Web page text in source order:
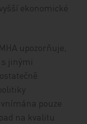
ekonomické
upozorňuje,
s jinými
pouze
na kvalitu